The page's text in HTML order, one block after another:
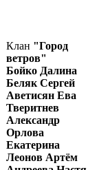
Клан "Город
ветров"
Бойко Далина
Беляк Сергей
Аветисян Ева
Тверитнев
Александр
Орлова
Екатерина
Леонов Артём